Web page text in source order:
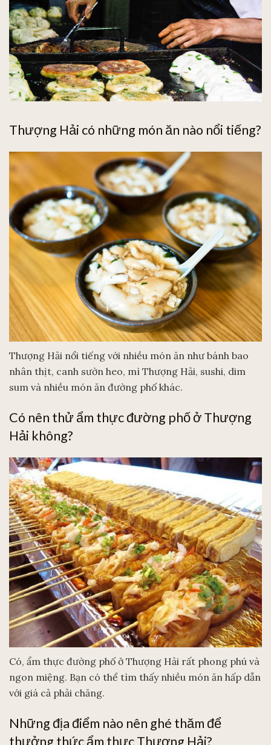
Thượng Hải có những món ăn nào nổi tiếng?
Thượng Hải nổi tiếng với nhiều món ăn như bánh bao
nhân thịt, canh sườn heo, mì Thượng Hải, sushi, dim
sum và nhiều món ăn đường phố khác.
Có nên thử ẩm thực đường phố ở Thượng
Hải không?
Có, ẩm thực đường phố ở Thượng Hải rất phong phú và
ngon miệng. Bạn có thể tìm thấy nhiều món ăn hấp dẫn
với giá cả phải chăng.
Những địa điểm nào nên ghé thăm để
thưởng thức ẩm thực Thượng Hải?